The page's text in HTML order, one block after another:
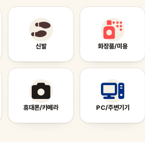
신발 화장품/미용
휴대폰/카메라 PC/주변기기